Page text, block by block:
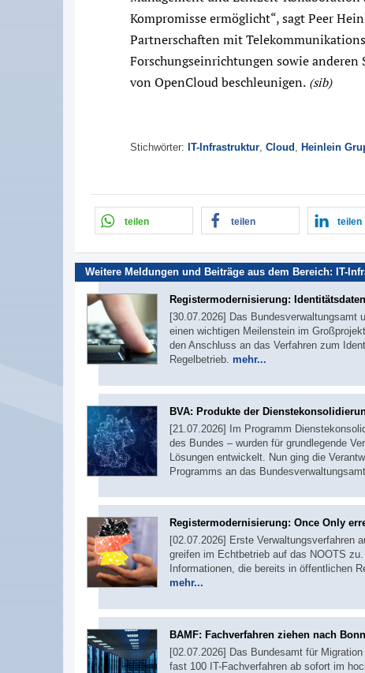
Kompromisse ermöglicht“, sagt Peer
Partnerschaften mit
Forschungseinrichtungen sowie
von OpenCloud beschleunigen. (sib)
Stichwörter: IT-Infrastruktur Cloud Heinlein
teilen teilen teilen
Weitere Meldungen und Beiträge aus dem Bereich: IT-
Registermodernisierung:
[30.07.2026] Das Bundesverwaltungsamt
einen wichtigen Meilenstein im
den Anschluss an das Verfahren zum
Regelbetrieb. mehr...
BVA: Produkte der
[21.07.2026] Im Programm
des Bundes – wurden für grundlegende
Lösungen entwickelt. Nun ging die
Programms an das
Registermodernisierung: Once Only
[02.07.2026] Erste Verwaltungsverfahren
greifen im Echtbetrieb auf das NOOTS
Informationen, die bereits in öffentlichen
mehr...
BAMF: Fachverfahren ziehen nach Bonn
[02.07.2026] Das Bundesamt für
fast 100 IT-Fachverfahren ab sofort im